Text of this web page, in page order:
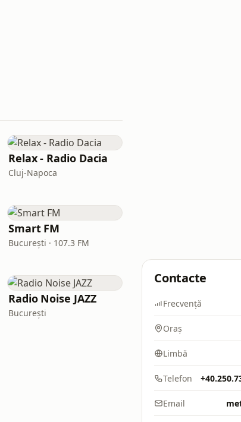
Relax - Radio Dacia
Cluj-Napoca
Smart FM
București · 107.3 FM
Radio Noise JAZZ
București
Contacte
Frecvență
Oraș
Limbă
Telefon
Email